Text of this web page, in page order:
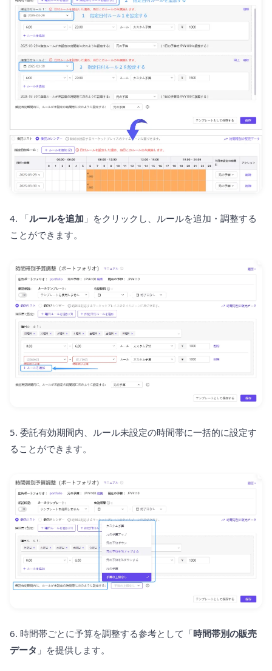
4. 「ルールを追加 」をクリックし、ルールを追加・調整する
ことができます。
5. 委託有効期間内、ルール未設定の時間帯に一括的に設定す
ることができます。
6. 時間帯ごとに予算を調整する参考として「時間帯別の販売
データ 」を提供します。